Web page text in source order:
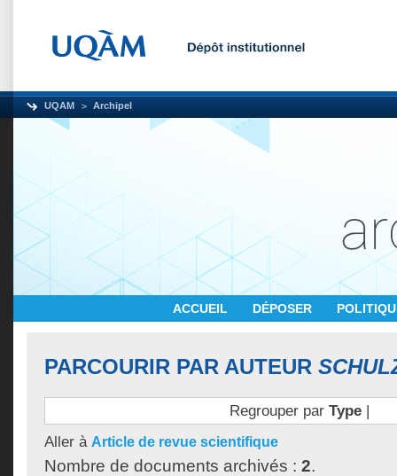
UQAM Archipel
ACCUEIL DÉPOSER
PARCOURIR PAR AUTEUR
Regrouper par Type|
Aller à Article de revue scientifique
Nombre de documents archivés : 2.